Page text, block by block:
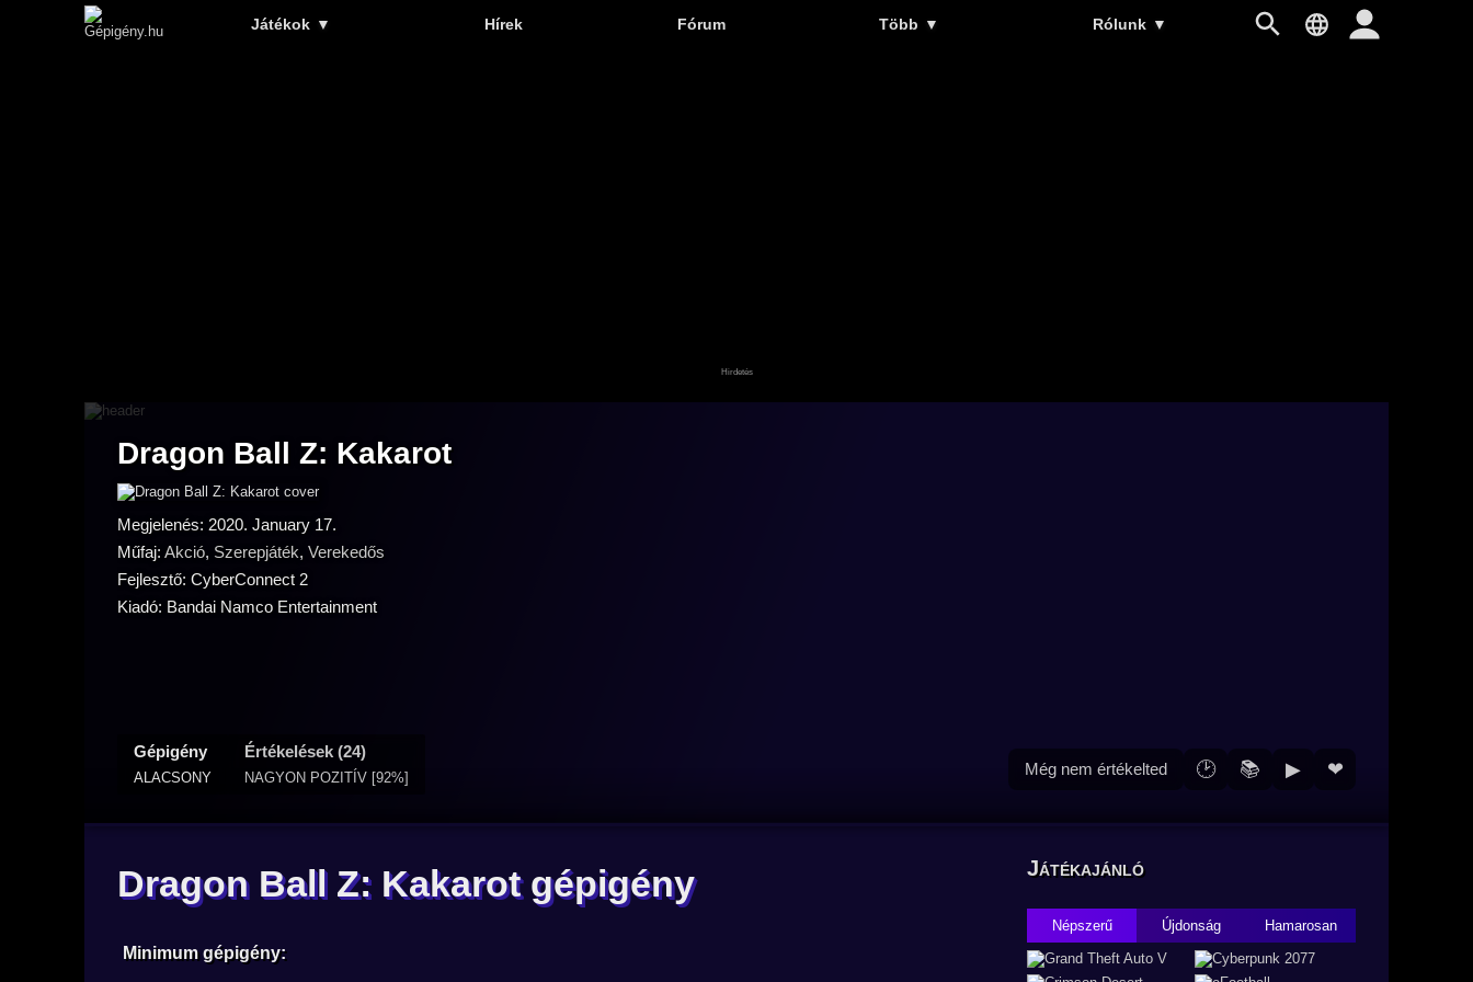
Játékok ▼ Hírek Fórum Több ▼ Rólunk ▼
Dragon Ball Z: Kakarot
Megjelenés: 2020. January 17.
Műfaj: Akció, Szerepjáték, Verekedős
Fejlesztő: CyberConnect 2
Kiadó: Bandai Namco Entertainment
Gépigény
ALACSONY
Értékelések (24)
NAGYON POZITÍV [92%] Még nem értékelted 🕑 📚 ▶ ❤
Dragon Ball Z: Kakarot gépigény
Minimum gépigény:
Játékajánló
Népszerű Újdonság Hamarosan